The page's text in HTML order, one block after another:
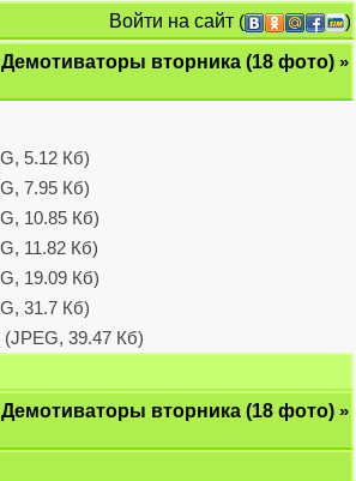
Войти на сайт (
)
Демотиваторы вторника (18 фото) »
5.12 Кб)
7.95 Кб)
10.85 Кб)
11.82 Кб)
19.09 Кб)
31.7 Кб)
(JPEG, 39.47 Кб)
Демотиваторы вторника (18 фото) »